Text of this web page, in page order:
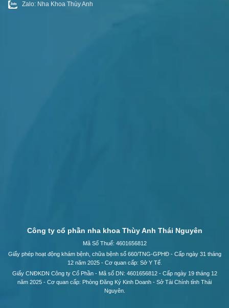
Zalo: Nha Khoa Thùy Anh
Công ty cổ phần nha khoa Thùy Anh Thái Nguyên
Mã Số Thuế: 4601656812
Giấy phép hoạt động khám bệnh, chữa bệnh số 660/TNG-GPHĐ - Cấp ngày 31 tháng
12 năm 2025 - Cơ quan cấp: Sở Y Tế.
Giấy CNĐKDN Công ty Cổ Phần - Mã số DN: 4601656812 - Cấp ngày 19 tháng 12
năm 2025 - Cơ quan cấp: Phòng Đăng Ký Kinh Doanh - Sở Tài Chính tỉnh Thái
Nguyên.